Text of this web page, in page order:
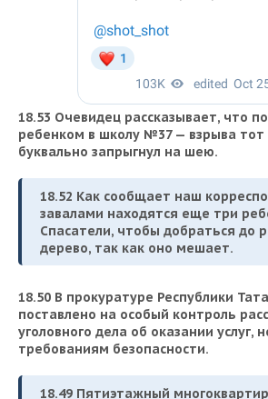
18.53 Очевидец рассказывает, что
ребенком в школу №37 — взрыва тот
буквально запрыгнул на шею.
18.52 Как сообщает наш
завалами находятся еще три
Спасатели, чтобы добраться до
дерево, так как оно мешает.
18.50 В прокуратуре Республики
поставлено на особый контроль
уголовного дела об оказании услуг,
требованиям безопасности.
18.49 Пятиэтажный